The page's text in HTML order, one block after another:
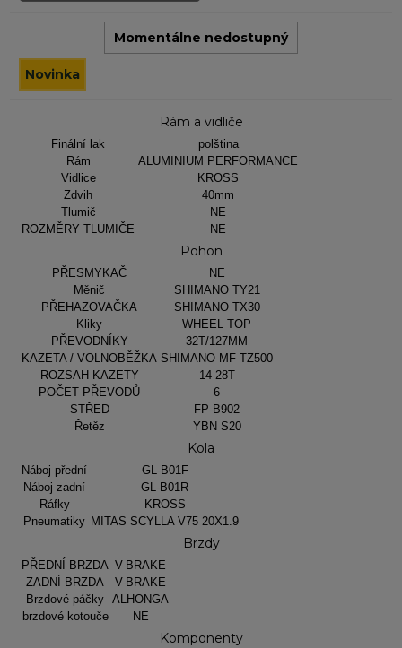
Momentálne nedostupný
Novinka
Rám a vidliče
Finální lak
polština
Rám
ALUMINIUM PERFORMANCE
Vidlice
KROSS
Zdvih
40mm
Tlumič
NE
ROZMĚRY TLUMIČE
NE
Pohon
PŘESMYKAČ
NE
Měnič
SHIMANO TY21
PŘEHAZOVAČKA
SHIMANO TX30
Kliky
WHEEL TOP
PŘEVODNÍKY
32T/127MM
KAZETA / VOLNOBĚŽKA SHIMANO MF TZ500
ROZSAH KAZETY
14-28T
POČET PŘEVODŮ
6
STŘED
FP-B902
Řetěz
YBN S20
Kola
Náboj přední
GL-B01F
Náboj zadní
GL-B01R
Ráfky
KROSS
Pneumatiky MITAS SCYLLA V75 20X1.9
Brzdy
PŘEDNÍ BRZDA V-BRAKE
ZADNÍ BRZDA
V-BRAKE
Brzdové páčky
ALHONGA
brzdové kotouče
NE
Komponenty